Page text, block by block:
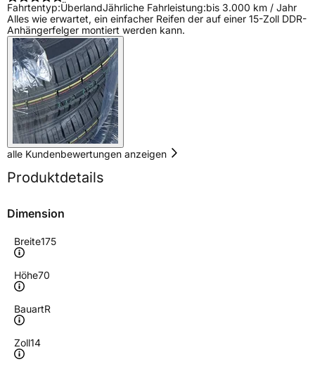
Fahrtentyp:ÜberlandJährliche Fahrleistung:bis 3.000 km / Jahr
Alles wie erwartet, ein einfacher Reifen der auf einer 15-Zoll DDR-
Anhängerfelger montiert werden kann.
alle Kundenbewertungen anzeigen
Produktdetails
Dimension
Breite175
Höhe70
BauartR
Zoll14